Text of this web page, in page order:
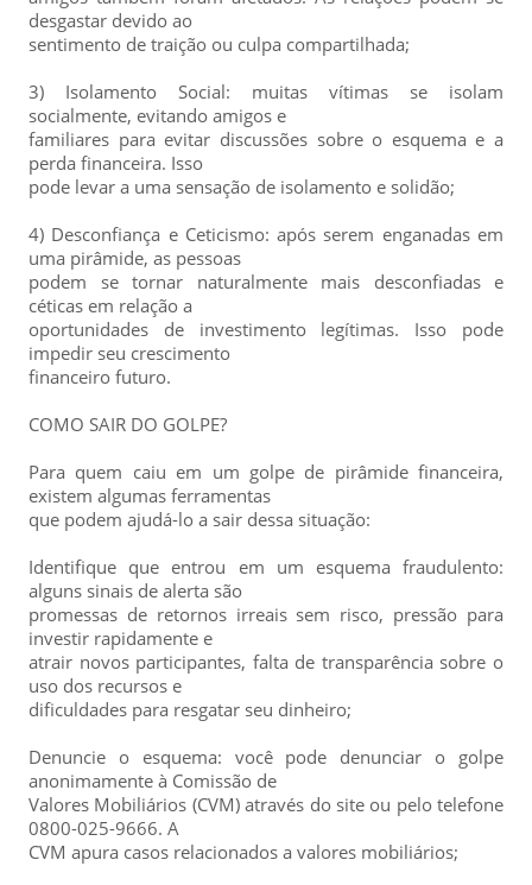
desgastar devido ao
sentimento de traição ou culpa compartilhada;
3) Isolamento Social: muitas vítimas se isolam
socialmente, evitando amigos e
familiares para evitar discussões sobre o esquema e a
perda financeira. Isso
pode levar a uma sensação de isolamento e solidão;
4) Desconfiança e Ceticismo: após serem enganadas em
uma pirâmide, as pessoas
podem se tornar naturalmente mais desconfiadas e
céticas em relação a
oportunidades de investimento legítimas. Isso pode
impedir seu crescimento
financeiro futuro.
COMO SAIR DO GOLPE?
Para quem caiu em um golpe de pirâmide financeira,
existem algumas ferramentas
que podem ajudá-lo a sair dessa situação:
Identifique que entrou em um esquema fraudulento:
alguns sinais de alerta são
promessas de retornos irreais sem risco, pressão para
investir rapidamente e
atrair novos participantes, falta de transparência sobre o
uso dos recursos e
dificuldades para resgatar seu dinheiro;
Denuncie o esquema: você pode denunciar o golpe
anonimamente à Comissão de
Valores Mobiliários (CVM) através do site ou pelo telefone
0800-025-9666. A
CVM apura casos relacionados a valores mobiliários;